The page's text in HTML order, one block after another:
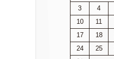
3
4
10
11
17
18
24
25